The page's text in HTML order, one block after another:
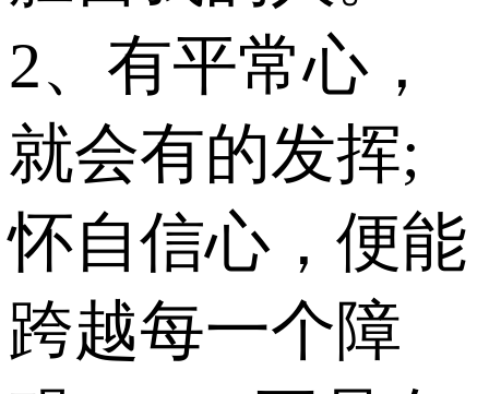
2、有平常心，
就会有的发挥;
怀自信心，便能
跨越每一个障